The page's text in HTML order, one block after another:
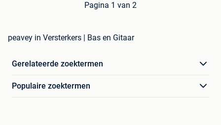
Pagina 1 van 2
peavey in Versterkers | Bas en Gitaar
Gerelateerde zoektermen
Populaire zoektermen